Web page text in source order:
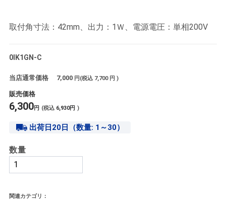
取付角寸法：42mm、出力：1Ｗ、電源電圧：単相200V
0IK1GN-C
当店通常価格 7,000 円(税込 7,700 円 )
販売価格
6,300円 (税込 6,930円 )
出荷日20日（数量: 1～30）
数量
関連カテゴリ：